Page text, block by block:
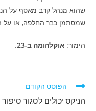
שהוא מנהל קרב מאסף על
שמסתמן כבר החלפה, או על
הימור: אוקלהומה ב-23 .
לקרוא
נוספים
הפוסט הקודם
הניקס יכולים לסגור